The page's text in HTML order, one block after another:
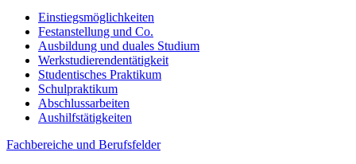
Einstiegsmöglichkeiten
Festanstellung und Co.
Ausbildung und duales Studium
Werkstudierendentätigkeit
Studentisches Praktikum
Schulpraktikum
Abschlussarbeiten
Aushilfstätigkeiten
Fachbereiche und Berufsfelder